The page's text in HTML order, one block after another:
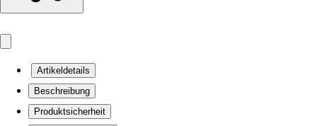
Artikeldetails
Beschreibung
Produktsicherheit